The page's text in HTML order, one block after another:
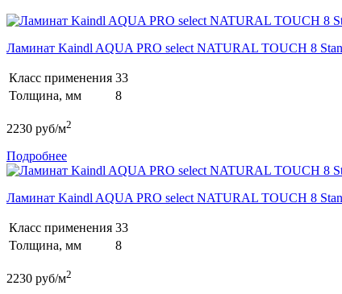
Ламинат Kaindl AQUA PRO select NATURAL TOUCH 8
Класс применения 33
Толщина, мм
8
2230 руб/м2
Подробнее
Ламинат Kaindl AQUA PRO select NATURAL TOUCH 8
Класс применения 33
Толщина, мм
8
2230 руб/м2